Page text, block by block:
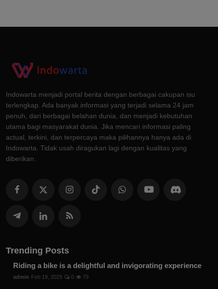
Indowarta menjadi portal berita dengan berbagai cakupan isu
terlengkap. Ada banyak informasi yang terjadi selama 24 jam
penuh, dari berbagai belahan dunia, dan menjadi kebutuhan
utama bagi masyarakat dunia. Jika mencari informasi paling
actual, terkini, dan terpercaya maka pilihannya hanya ada di
Indowarta. Tidak usah diragukan lagi dengan kualitas yang
diberikan.
Trending Posts
Riding a bike is a delightful and invigorating experience
admin Feb 19, 2025 0 79